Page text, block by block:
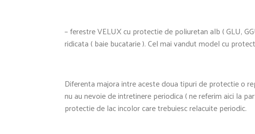
– ferestre VELUX cu protectie de poliuretan alb ( GLU,
ridicata ( baie bucatarie ). Cel mai vandut model cu
Diferenta majora intre aceste doua tipuri de protectie o
nu au nevoie de intretinere periodica ( ne referim aici la
protectie de lac incolor care trebuiesc relacuite periodic.